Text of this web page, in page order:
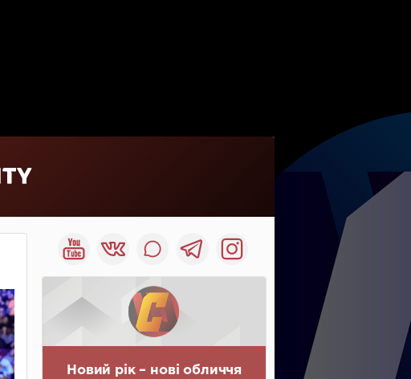
Новий рік – нові обличчя